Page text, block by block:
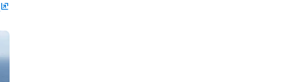
ungroup